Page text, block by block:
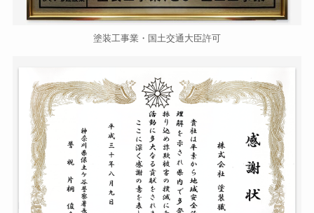
塗装工事業・国土交通大臣許可